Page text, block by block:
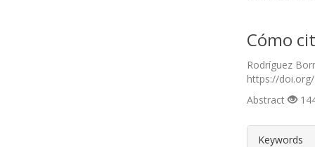
Cómo
Rodríguez
https://
Abstract
Keywords